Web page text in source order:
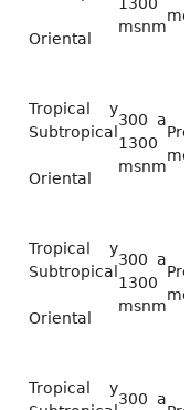
Oriental
msnm
Tropical y
Subtropical
Oriental
300 a
1300
msnm
Tropical y
Subtropical
Oriental
300 a
1300
msnm
Tropical y
300 a